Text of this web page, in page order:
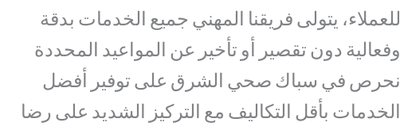
للعملاء، يتولى فريقنا المهني جميع الخدمات بدقة
وفعالية دون تقصير أو تأخير عن المواعيد المحددة
نحرص في سباك صحي الشرق على توفير أفضل
الخدمات بأقل التكاليف مع التركيز الشديد على رضا